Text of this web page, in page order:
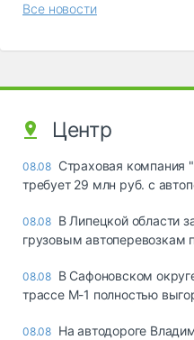
Все новости
Центр
08.08 Страховая компания
требует 29 млн руб. с
08.08 В Липецкой области
грузовым автоперевозкам
08.08 В Сафоновском
трассе М-1 полностью
08.08 На автодороге